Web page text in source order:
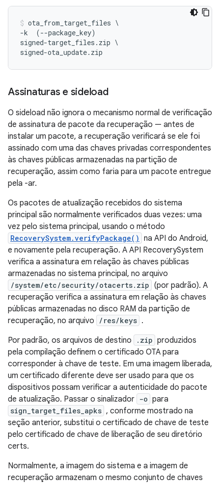
ota_from_target_files \
-k  (--package_key)
signed-target_files.zip \
signed-ota_update.zip
Assinaturas e sideload
O sideload não ignora o mecanismo normal de verificação
de assinatura de pacote da recuperação — antes de
instalar um pacote, a recuperação verificará se ele foi
assinado com uma das chaves privadas correspondentes
às chaves públicas armazenadas na partição de
recuperação, assim como faria para um pacote entregue
pela -ar.
Os pacotes de atualização recebidos do sistema
principal são normalmente verificados duas vezes: uma
vez pelo sistema principal, usando o método
RecoverySystem.verifyPackage() na API do Android,
e novamente pela recuperação. A API RecoverySystem
verifica a assinatura em relação às chaves públicas
armazenadas no sistema principal, no arquivo
/system/etc/security/otacerts.zip (por padrão). A
recuperação verifica a assinatura em relação às chaves
públicas armazenadas no disco RAM da partição de
recuperação, no arquivo
/res/keys .
Por padrão, os arquivos de destino
.zip produzidos
pela compilação definem o certificado OTA para
corresponder à chave de teste. Em uma imagem liberada,
um certificado diferente deve ser usado para que os
dispositivos possam verificar a autenticidade do pacote
de atualização. Passar o sinalizador -o para
sign_target_files_apks , conforme mostrado na
seção anterior, substitui o certificado de chave de teste
pelo certificado de chave de liberação de seu diretório
certs.
Normalmente, a imagem do sistema e a imagem de
recuperação armazenam o mesmo conjunto de chaves